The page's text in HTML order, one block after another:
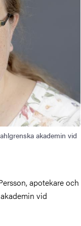
akademin vid
apotekare och
vid